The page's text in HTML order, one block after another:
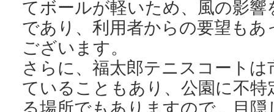
てボールが軽いため、風の影
であり、利用者からの要望も
ございます。
さらに、福太郎テニスコート
ていることもあり、公園に不